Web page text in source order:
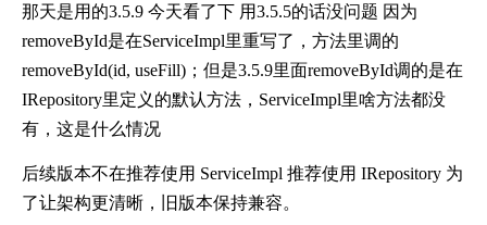
那天是用的3.5.9 今天看了下 用3.5.5的话没问题 因为
removeById是在ServiceImpl里重写了，方法里调的
removeById(id, useFill)；但是3.5.9里面removeById调的是在
IRepository里定义的默认方法，ServiceImpl里啥方法都没
有，这是什么情况
后续版本不在推荐使用 ServiceImpl 推荐使用 IRepository 为
了让架构更清晰，旧版本保持兼容。